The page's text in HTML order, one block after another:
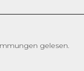
gelesen.